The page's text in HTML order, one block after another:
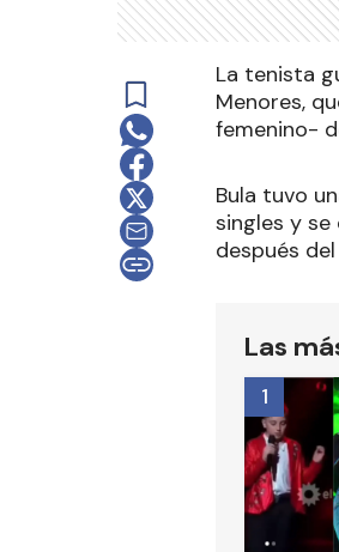
La tenista
Menores,
femenino-
Bula tuvo
singles y
después
Las
1